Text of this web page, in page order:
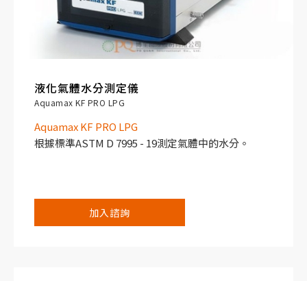
液化氣體水分測定儀
Aquamax KF PRO LPG
Aquamax KF PRO LPG
根據標準ASTM D 7995 - 19測定氣體中的水分。
加入諮詢